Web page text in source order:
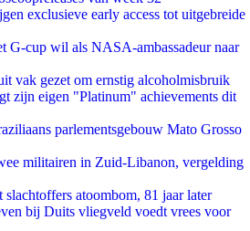
exclusieve early access tot uitgebreide
G-cup wil als NASA-ambassadeur naar
vak gezet om ernstig alcoholmisbruik
zijn eigen "Platinum" achievements dit
parlementsgebouw Mato Grosso
militairen in Zuid-Libanon, vergelding
atoombom, 81 jaar later
bij Duits vliegveld voedt vrees voor